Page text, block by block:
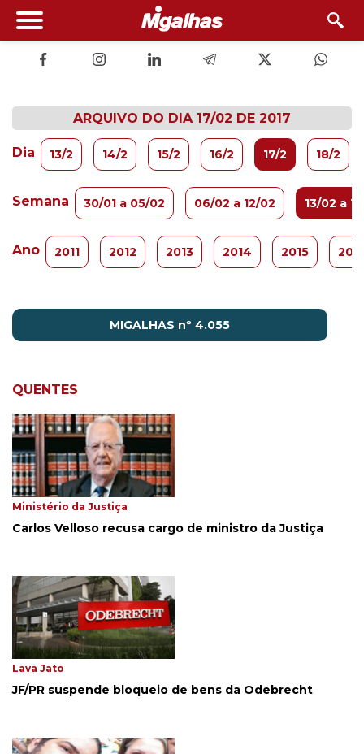
ARQUIVO DO DIA 17/02 DE 2017
Dia 13/2 14/2 15/2 16/2 17/2 18/2
Semana 30/01 a 05/02 06/02 a 12/02 13/02 a
Ano 2011 2012 2013 2014 2015
MIGALHAS nº 4.055
QUENTES
Ministério da Justiça
Carlos Velloso recusa cargo de ministro da Justiça
Lava Jato
JF/PR suspende bloqueio de bens da Odebrecht